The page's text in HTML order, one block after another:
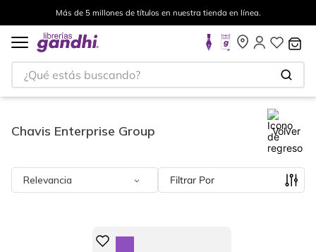
Más de 5 millones de títulos en nuestra tienda en línea.
¿Qué estás buscando?
Chavis Enterprise Group Volver
Relevancia Filtrar